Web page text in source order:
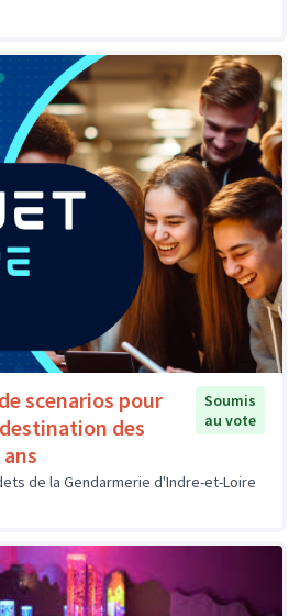
scenarios pour
destination des
Soumis
au vote
de la Gendarmerie d'Indre-et-Loire